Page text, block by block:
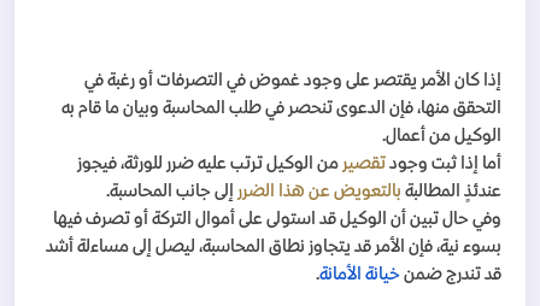
إذا كان الأمر يقتصر على وجود غموض في التصرفات أو رغبة في
التحقق منها، فإن الدعوى تنحصر في طلب المحاسبة وبيان ما قام به
الوكيل من أعمال.
أما إذا ثبت وجود تقصير من الوكيل ترتب عليه ضرر للورثة، فيجوز
عندئذٍ المطالبة بالتعويض عن هذا الضرر إلى جانب المحاسبة.
وفي حال تبين أن الوكيل قد استولى على أموال التركة أو تصرف فيها
بسوء نية، فإن الأمر قد يتجاوز نطاق المحاسبة، ليصل إلى مساءلة أشد
قد تندرج ضمن خيانة الأمانة.